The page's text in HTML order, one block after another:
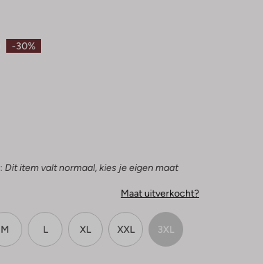
-30%
Dit item valt normaal, kies je eigen maat
Maat uitverkocht?
M L XL XXL 3XL